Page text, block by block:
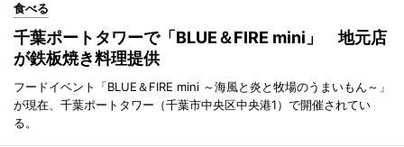
食べる
千葉ポートタワーで「BLUE＆FIRE mini」 地元店
が鉄板焼き料理提供
フードイベント「BLUE＆FIRE mini ～海風と炎と牧場のうまいもん～」
が現在、千葉ポートタワー（千葉市中央区中央港1）で開催されてい
る。